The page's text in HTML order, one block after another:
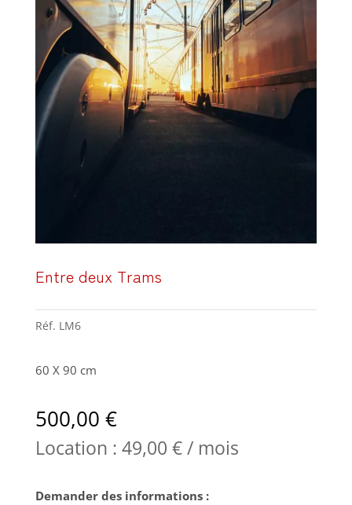
Entre deux Trams
Réf. LM6
60 X 90 cm
500,00 €
Location : 49,00 €/ mois
Demander des informations :